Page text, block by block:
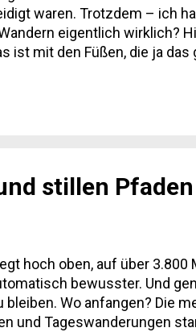
waren. Trotzdem – ich
eigentlich wirklich?
ist mit den Füßen, die ja das
bergab spüren viele ihre
stillen Pfaden
hoch oben, auf über 3.800
bewusster. Und
Wo anfangen? Die
und Tageswanderungen